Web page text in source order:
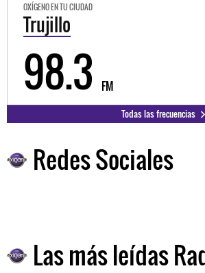
OXÍGENO EN TU CIUDAD
Trujillo
98.3 FM
Todas las frecuencias
Redes Sociales
Las más leídas